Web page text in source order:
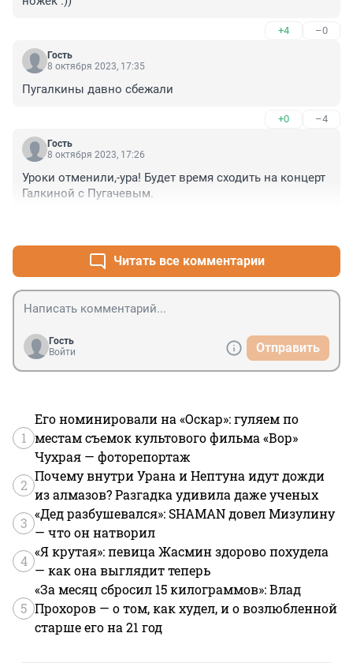
+4 –0
Гость
8 октября 2023, 17:35
Пугалкины давно сбежали
+0 –4
Гость
8 октября 2023, 17:26
Уроки отменили,-ура! Будет время сходить на концерт
Галкиной с Пугачевым.
Читать все комментарии
Гость
Войти
Отправить
1
Его номинировали на «Оскар»: гуляем по
местам съемок культового фильма «Вор»
Чухрая — фоторепортаж
2
Почему внутри Урана и Нептуна идут дожди
из алмазов? Разгадка удивила даже ученых
3
«Дед разбушевался»: SHAMAN довел Мизулину
— что он натворил
4
«Я крутая»: певица Жасмин здорово похудела
— как она выглядит теперь
5
«За месяц сбросил 15 килограммов»: Влад
Прохоров — о том, как худел, и о возлюбленной
старше его на 21 год